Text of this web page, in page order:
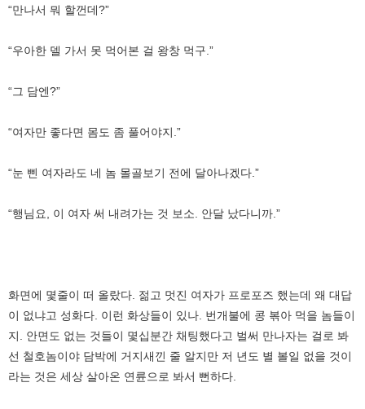
“만나서 뭐 할껀데?”
“우아한 델 가서 못 먹어본 걸 왕창 먹구.”
“그 담엔?”
“여자만 좋다면 몸도 좀 풀어야지.”
“눈 삔 여자라도 네 놈 몰골보기 전에 달아나겠다.”
“행님요, 이 여자 써 내려가는 것 보소. 안달 났다니까.”
화면에 몇줄이 떠 올랐다. 젊고 멋진 여자가 프로포즈 했는데 왜 대답
이 없냐고 성화다. 이런 화상들이 있나. 번개불에 콩 볶아 먹을 놈들이
지. 안면도 없는 것들이 몇십분간 채팅했다고 벌써 만나자는 걸로 봐
선 철호놈이야 담박에 거지새낀 줄 알지만 저 년도 별 볼일 없을 것이
라는 것은 세상 살아온 연륜으로 봐서 뻔하다.